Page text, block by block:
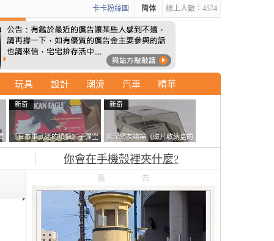
線上人數：4574
简体
卡卡粉絲團
玩具 設計 潮流 汽車 精華
新奇
《日本軍武迷的煩惱》子彈空
盒在日本超級貴 美國網友直
接一大箱寄給他了
新奇
資深網友議論《磁片收納盒的
鎖有什麼用》想偷的話整盒拿
走不就好了嗎？
你會在手機殼裡夾什麼?
廣告